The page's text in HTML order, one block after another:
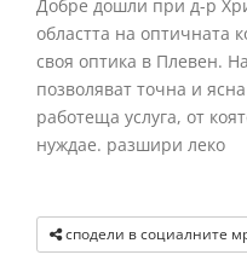
Добре дошли при д-р
областта на оптичната
своя оптика в Плевен.
позволяват точна и
работеща услуга, от
нуждае. разшири леко
сподели в социалните